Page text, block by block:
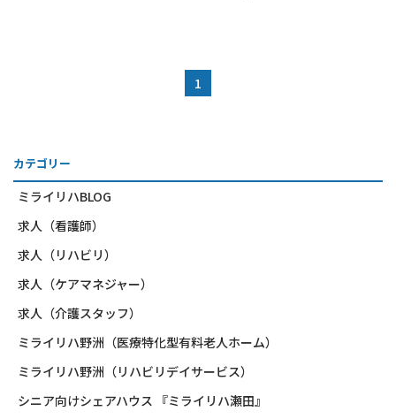
1
カテゴリー
ミライリハBLOG
求人（看護師）
求人（リハビリ）
求人（ケアマネジャー）
求人（介護スタッフ）
ミライリハ野洲（医療特化型有料老人ホーム）
ミライリハ野洲（リハビリデイサービス）
シニア向けシェアハウス 『ミライリハ瀬田』